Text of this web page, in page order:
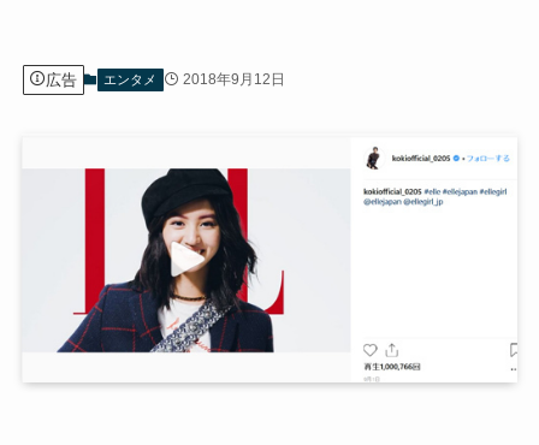
広告 エンタメ 2018年9月12日